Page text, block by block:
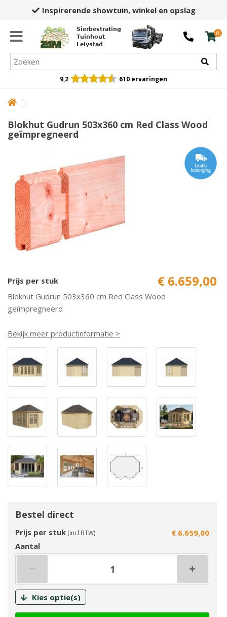
Inspirerende showtuin,winkel en opslag
Sierbestrating
Tuinhout
Lelystad
0
9,2 610 ervaringen
Blokhut Gudrun 503x360 cm Red Class Wood
geïmpregneerd
Prijs per stuk € 6.659,00
Blokhut Gudrun 503x360 cm Red Class Wood
geïmpregneerd
Bekijk meer productinformatie >
Bestel direct
Prijs per stuk (incl BTW)
€ 6.659,00
Aantal
Kies optie(s)